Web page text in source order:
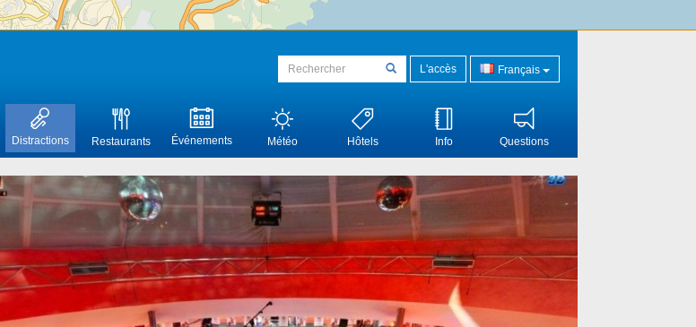
L'accès Français
Distractions Restaurants Événements Météo Hôtels Info Questions